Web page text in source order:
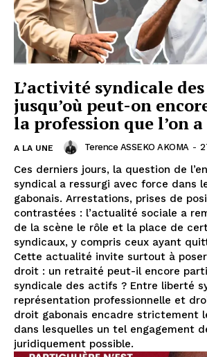
L’activité syndicale
jusqu’où peut-on
la profession que l’on
A LA UNE Terence ASSEKO AKOMA -
Ces derniers jours, la question de
syndical a ressurgi avec force dans
gabonais. Arrestations, prises de
contrastées : l’actualité sociale a
de la scène le rôle et la place de
syndicaux, y compris ceux ayant
Cette actualité invite surtout à
droit : un retraité peut-il encore
syndicale des actifs ? Entre liberté
représentation professionnelle et
droit gabonais encadre strictement
dans lesquelles un tel engagement
juridiquement possible.